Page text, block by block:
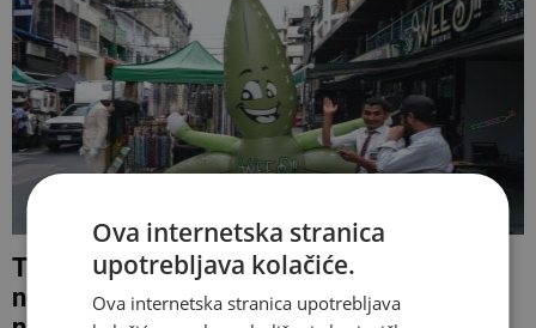
Turistička oaza legalizirala je marihuanu,
no nakon tri godine je vraćaju na popis
Ova internetska stranica
upotrebljava kolačiće.
Ova internetska stranica upotrebljava